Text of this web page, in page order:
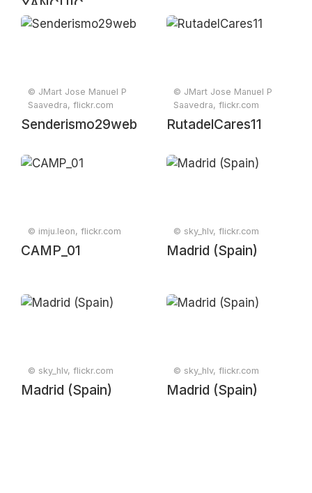
YANCUIC
© JMart Jose Manuel P
Saavedra, flickr.com
Senderismo29web
© JMart Jose Manuel P
Saavedra, flickr.com
RutadelCares11
© imju.leon, flickr.com
CAMP_01
© sky_hlv, flickr.com
Madrid (Spain)
© sky_hlv, flickr.com
Madrid (Spain)
© sky_hlv, flickr.com
Madrid (Spain)